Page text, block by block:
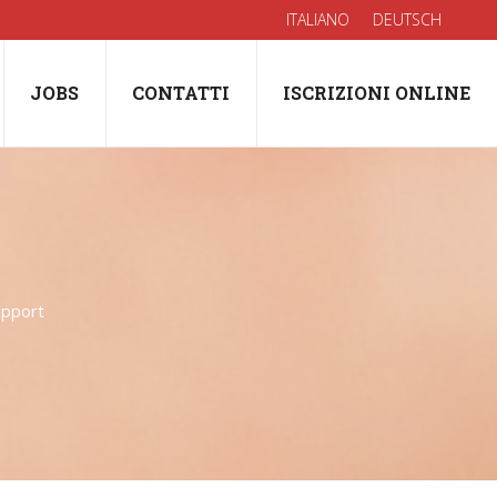
ITALIANO DEUTSCH
JOBS CONTATTI ISCRIZIONI ONLINE